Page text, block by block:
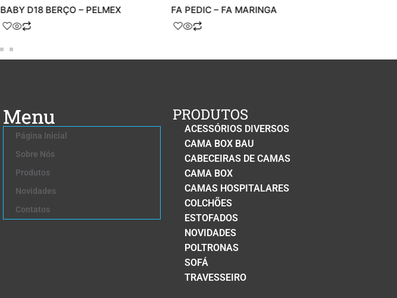
BABY D18 BERÇO – PELMEX FA PEDIC – FA MARINGA
Menu
Página Inicial
Sobre Nós
Produtos
Novidades
Contatos
PRODUTOS
ACESSÓRIOS DIVERSOS
CAMA BOX BAU
CABECEIRAS DE CAMAS
CAMA BOX
CAMAS HOSPITALARES
COLCHÕES
ESTOFADOS
NOVIDADES
POLTRONAS
SOFÁ
TRAVESSEIRO